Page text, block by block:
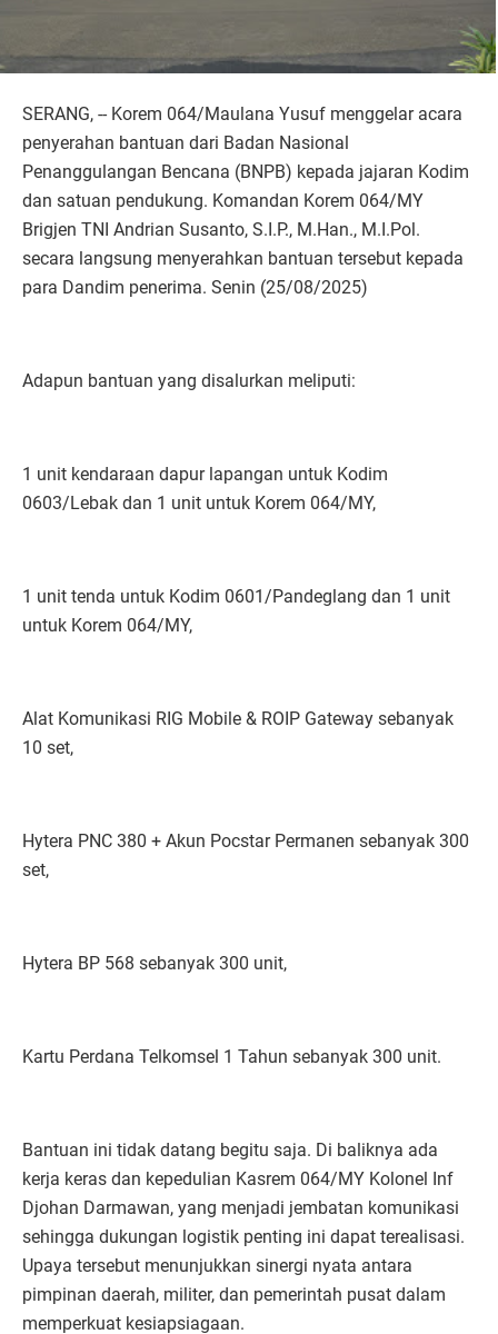
SERANG, -- Korem 064/Maulana Yusuf menggelar acara
penyerahan bantuan dari Badan Nasional
Penanggulangan Bencana (BNPB) kepada jajaran Kodim
dan satuan pendukung. Komandan Korem 064/MY
Brigjen TNI Andrian Susanto, S.I.P., M.Han., M.I.Pol.
secara langsung menyerahkan bantuan tersebut kepada
para Dandim penerima. Senin (25/08/2025)
Adapun bantuan yang disalurkan meliputi:
1 unit kendaraan dapur lapangan untuk Kodim
0603/Lebak dan 1 unit untuk Korem 064/MY,
1 unit tenda untuk Kodim 0601/Pandeglang dan 1 unit
untuk Korem 064/MY,
Alat Komunikasi RIG Mobile & ROIP Gateway sebanyak
10 set,
Hytera PNC 380 + Akun Pocstar Permanen sebanyak 300
set,
Hytera BP 568 sebanyak 300 unit,
Kartu Perdana Telkomsel 1 Tahun sebanyak 300 unit.
Bantuan ini tidak datang begitu saja. Di baliknya ada
kerja keras dan kepedulian Kasrem 064/MY Kolonel Inf
Djohan Darmawan, yang menjadi jembatan komunikasi
sehingga dukungan logistik penting ini dapat terealisasi.
Upaya tersebut menunjukkan sinergi nyata antara
pimpinan daerah, militer, dan pemerintah pusat dalam
memperkuat kesiapsiagaan.